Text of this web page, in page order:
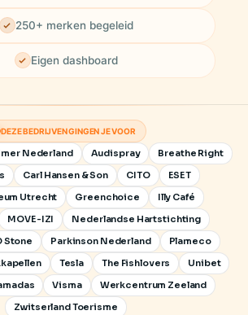
250+ merken begeleid
Eigen dashboard
DEZE BEDRIJVEN GINGEN JE VOOR
Nederland Audispray
Breathe Right
Carl Hansen & Son CITO
ESET
Utrecht
Greenchoice
Illy Café
MOVE-IZI
Nederlandse Hartstichting
Stone Parkinson Nederland
Plameco
Tesla The Fishlovers
Unibet
Visma
Werkcentrum Zeeland
Zwitserland Toerisme